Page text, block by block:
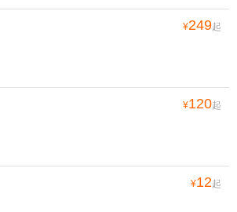
¥249起
¥120起
¥12起